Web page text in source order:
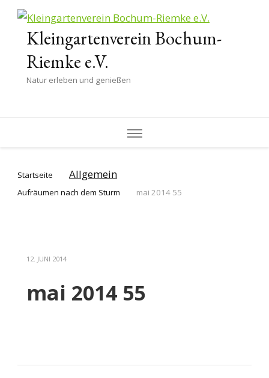
Kleingartenverein Bochum-
Riemke e.V.
Natur erleben und genießen
Startseite Allgemein
Aufräumen nach dem Sturm mai 2014 55
12. JUNI 2014
mai 2014 55